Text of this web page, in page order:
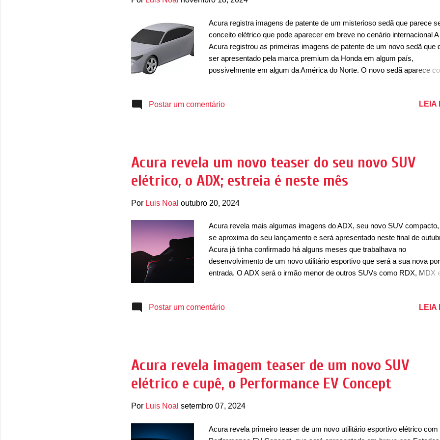
Acura registra imagens de patente de um misterioso sedã que parece
conceito elétrico que pode aparecer em breve no cenário internacional A
Acura registrou as primeiras imagens de patente de um novo sedã que
ser apresentado pela marca premium da Honda em algum país,
possivelmente em algum da América do Norte. O novo sedã aparece
se tem informações se ele mesmo vai ser um conceito que antecipa um
triangular que se conectam entre si por meio de uma barra com luzes
(DRL) em LED. A grade dianteira remete bastante que estamos diante
conceito elétrico por conta de a grade não ter bordas e ser fechada. Ele
possui ...
Postar um comentário LEIA
Acura revela um novo teaser do seu novo SUV
elétrico, o ADX; estreia é neste mês
Por Luis Noal outubro 20, 2024
Acura revela mais algumas imagens do ADX, seu novo SUV
se aproxima do seu lançamento e será apresentado neste final de
Acura já tinha confirmado há alguns meses que trabalhava no
desenvolvimento de um novo utilitário esportivo que será a sua nova
entrada. O ADX será o irmão menor de outros SUVs como RDX, MDX
UX, Mini Countryman e Volvo XC40. Em novas imagens teaser, a
concessionárias, ele fortalecerá uma linha excepcional de SUVs
que já inclui o popular RDX, o campeão de vendas MDX e o totalmente
elétrico ZDX.", ...
Postar um comentário LEIA
Acura revela imagem teaser de um novo SUV
elétrico e cupê, o Performance EV Concept
Por Luis Noal setembro 07, 2024
Acura revela primeiro teaser de um novo utilitário esportivo elétrico com